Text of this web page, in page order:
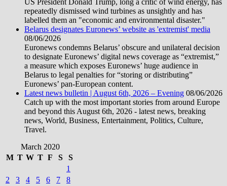
US President Donald Trump, long a critic of wind energy, has
repeatedly dismissed wind turbines as unsightly and has
labelled them an "economic and environmental disaster."
Belarus designates Euronews’ website as 'extremist' media
08/06/2026
Euronews condemns Belarus’ obscure and unilateral decision
to designate Euronews’ digital news coverage as “extremist,”
a measure which exposes Euronews’ huge audience in
Belarus to legal penalties for “storing or distributing”
Euronews’ pan-European content.
Latest news bulletin | August 6th, 2026 – Evening 08/06/2026
Catch up with the most important stories from around Europe
and beyond this August 6th, 2026 - latest news, breaking
news, World, Business, Entertainment, Politics, Culture,
Travel.
March 2020
M T W T F S
S
1
2
3 4 5 6 7
8